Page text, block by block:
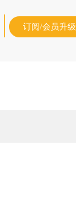
订阅/会员升级